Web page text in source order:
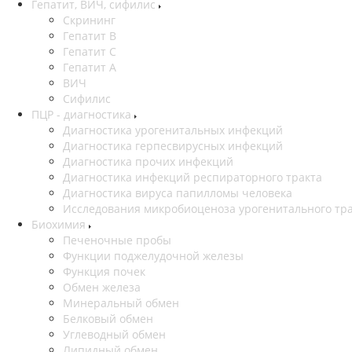
Гепатит, ВИЧ, сифилис
Скрининг
Гепатит В
Гепатит С
Гепатит А
ВИЧ
Сифилис
ПЦР - диагностика
Диагностика урогенитальных инфекций
Диагностика герпесвирусных инфекций
Диагностика прочих инфекций
Диагностика инфекций респираторного тракта
Диагностика вируса папилломы человека
Исследования микробиоценоза урогенитального
Биохимия
Печеночные пробы
Функции поджелудочной железы
Функция почек
Обмен железа
Минеральный обмен
Белковый обмен
Углеводный обмен